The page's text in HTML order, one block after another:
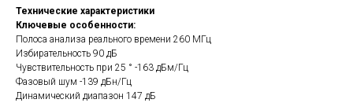
Технические характеристики
Ключевые особенности:
Полоса анализа реального времени 260 МГц
Избирательность 90 дБ
Чувствительность при 25 ° -163 дБм/Гц
Фазовый шум -139 дБн/Гц
Динамический диапазон 147 дБ